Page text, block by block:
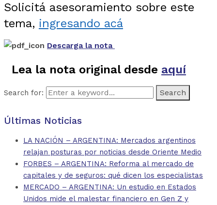
Solicitá asesoramiento sobre este
tema, ingresando acá
Descarga la nota
Lea la nota original desde aquí
Search for:
Últimas Noticias
LA NACIÓN – ARGENTINA: Mercados argentinos
relajan posturas por noticias desde Oriente Medio
FORBES – ARGENTINA: Reforma al mercado de
capitales y de seguros: qué dicen los especialistas
MERCADO – ARGENTINA: Un estudio en Estados
Unidos mide el malestar financiero en Gen Z y